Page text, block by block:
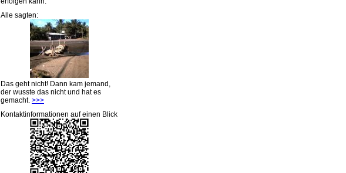
Alle sagten:
Das geht nicht! Dann kam jemand,
der wusste das nicht und hat es
gemacht. >>>
Kontaktinformationen auf einen Blick